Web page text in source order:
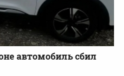
автомобиль сбил